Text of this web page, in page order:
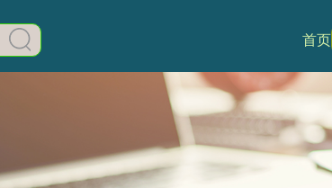
首页